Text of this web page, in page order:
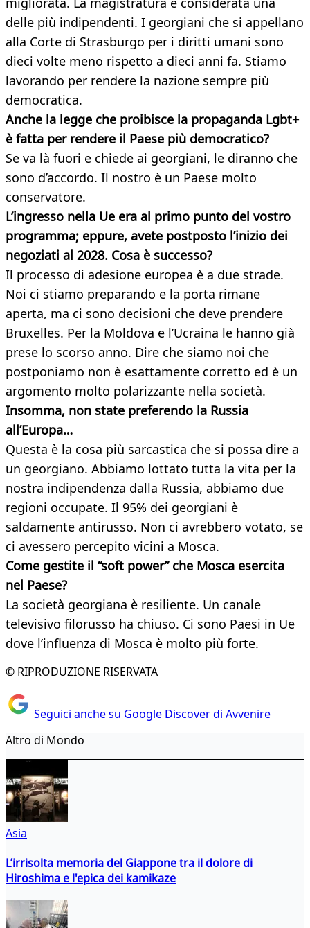
delle più indipendenti. I georgiani che si appellano
alla Corte di Strasburgo per i diritti umani sono
dieci volte meno rispetto a dieci anni fa. Stiamo
lavorando per rendere la nazione sempre più
democratica.
Anche la legge che proibisce la propaganda Lgbt+
è fatta per rendere il Paese più democratico?
Se va là fuori e chiede ai georgiani, le diranno che
sono d’accordo. Il nostro è un Paese molto
conservatore.
L’ingresso nella Ue era al primo punto del vostro
programma; eppure, avete postposto l’inizio dei
negoziati al 2028. Cosa è successo?
Il processo di adesione europea è a due strade.
Noi ci stiamo preparando e la porta rimane
aperta, ma ci sono decisioni che deve prendere
Bruxelles. Per la Moldova e l’Ucraina le hanno già
prese lo scorso anno. Dire che siamo noi che
postponiamo non è esattamente corretto ed è un
argomento molto polarizzante nella società.
Insomma, non state preferendo la Russia
all’Europa…
Questa è la cosa più sarcastica che si possa dire a
un georgiano. Abbiamo lottato tutta la vita per la
nostra indipendenza dalla Russia, abbiamo due
regioni occupate. Il 95% dei georgiani è
saldamente antirusso. Non ci avrebbero votato, se
ci avessero percepito vicini a Mosca.
Come gestite il “soft power” che Mosca esercita
nel Paese?
La società georgiana è resiliente. Un canale
televisivo filorusso ha chiuso. Ci sono Paesi in Ue
dove l’influenza di Mosca è molto più forte.
© RIPRODUZIONE RISERVATA
Seguici anche su Google Discover di Avvenire
Altro di Mondo
Asia
L’irrisolta memoria del Giappone tra il dolore di
Hiroshima e l'epica dei kamikaze